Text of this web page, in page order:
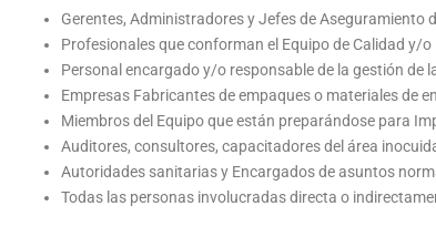
Gerentes, Administradores y Jefes de Aseguramiento
Profesionales que conforman el Equipo de Calidad y/
Personal encargado y/o responsable de la gestión de
Empresas Fabricantes de empaques o materiales de
Miembros del Equipo que están preparándose para
Auditores, consultores, capacitadores del área
Autoridades sanitarias y Encargados de asuntos
Todas las personas involucradas directa o